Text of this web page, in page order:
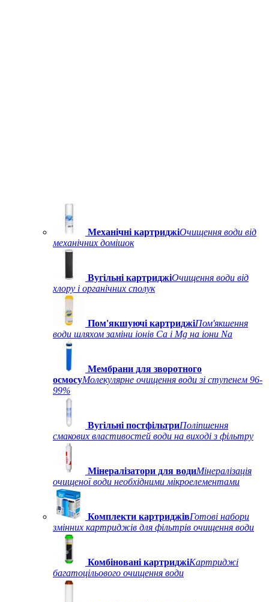
Механічні картриджіОчищення води від
механічних домішок
Вугільні картриджіОчищення води від
хлору і органічних сполук
Пом'якшуючі картриджіПом'якшення
води шляхом заміни іонів Ca і Mg на іони Na
Мембрани для зворотного
осмосуМолекулярне очищення води зі ступенем 96-
99%
Вугільні постфільтриПоліпшення
смакових властивостей води на виході з фільтру
Мінералізатори для водиМінералізація
очищеної води необхідними мікроелементами
Комплекти картриджівГотові набори
змінних картриджів для фільтрів очищення води
Комбіновані картриджіКартриджі
багатоцільового очищення води